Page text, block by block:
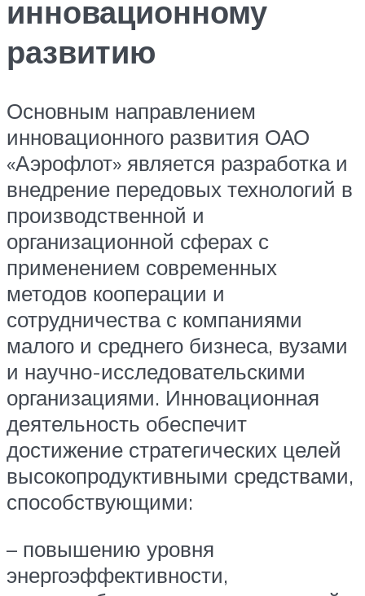
инновационному
развитию
Основным направлением
инновационного развития ОАО
«Аэрофлот» является разработка и
внедрение передовых технологий в
производственной и
организационной сферах с
применением современных
методов кооперации и
сотрудничества с компаниями
малого и среднего бизнеса, вузами
и научно-исследовательскими
организациями. Инновационная
деятельность обеспечит
достижение стратегических целей
высокопродуктивными средствами,
способствующими:
– повышению уровня
энергоэффективности,